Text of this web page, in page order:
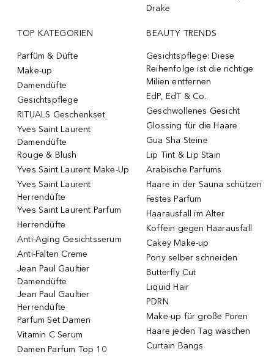
Drake
TOP KATEGORIEN
Parfüm & Düfte
Make-up
Damendüfte
Gesichtspflege
RITUALS Geschenkset
Yves Saint Laurent
Damendüfte
Rouge & Blush
Yves Saint Laurent Make-Up
Yves Saint Laurent
Herrendüfte
Yves Saint Laurent Parfum
Herrendüfte
Anti-Aging Gesichtsserum
Anti-Falten Creme
Jean Paul Gaultier
Damendüfte
Jean Paul Gaultier
Herrendüfte
Parfum Set Damen
Vitamin C Serum
Damen Parfum Top 10
BEAUTY TRENDS
Gesichtspflege: Diese
Reihenfolge ist die richtige
Milien entfernen
EdP, EdT & Co.
Geschwollenes Gesicht
Glossing für die Haare
Gua Sha Steine
Lip Tint & Lip Stain
Arabische Parfums
Haare in der Sauna schützen
Festes Parfum
Haarausfall im Alter
Koffein gegen Haarausfall
Cakey Make-up
Pony selber schneiden
Butterfly Cut
Liquid Hair
PDRN
Make-up für große Poren
Haare jeden Tag waschen
Curtain Bangs